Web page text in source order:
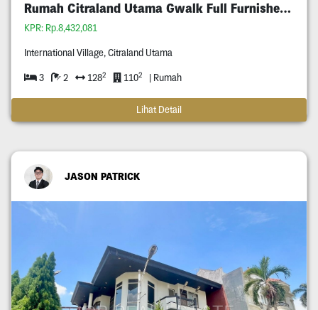
Rumah Citraland Utama Gwalk Full Furnished Murah
KPR: Rp.8,432,081
International Village, Citraland Utama
3 2 1282 1102 | Rumah
Lihat Detail
JASON PATRICK